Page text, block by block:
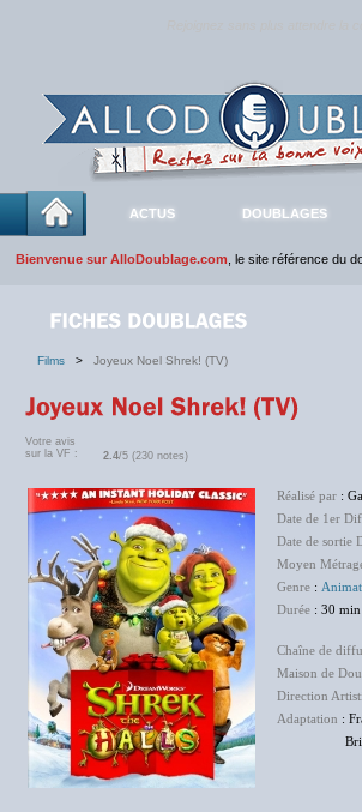
ACTUS DOUBLAGES
Bienvenue sur AlloDoublage.com , le site référence du
Films > Joyeux Noel Shrek! (TV)
Votre avis
sur la VF :
2.4/5 (230 notes)
Réalisé par :
Date de 1er
Date de sortie
Moyen
Genre :
Durée : 30 min
Chaîne de
Maison de
Direction
Adaptation :
Brigitte